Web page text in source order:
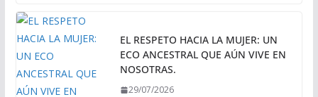
EL RESPETO HACIA LA MUJER: UN
ECO ANCESTRAL QUE AÚN VIVE EN
NOSOTRAS.
29/07/2026